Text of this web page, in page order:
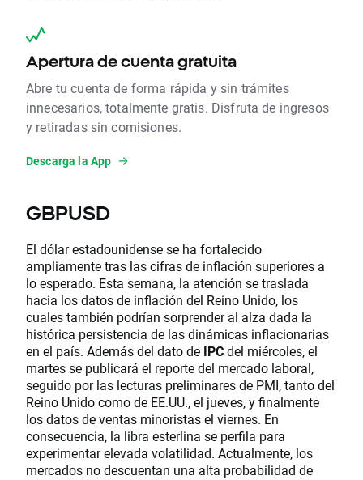
Apertura de cuenta gratuita
Abre tu cuenta de forma rápida y sin trámites
innecesarios, totalmente gratis. Disfruta de ingresos
y retiradas sin comisiones.
Descarga la App
GBPUSD
El dólar estadounidense se ha fortalecido
ampliamente tras las cifras de inflación superiores a
lo esperado. Esta semana, la atención se traslada
hacia los datos de inflación del Reino Unido, los
cuales también podrían sorprender al alza dada la
histórica persistencia de las dinámicas inflacionarias
en el país. Además del dato de IPCdel miércoles, el
martes se publicará el reporte del mercado laboral,
seguido por las lecturas preliminares de PMI, tanto del
Reino Unido como de EE.UU., el jueves, y finalmente
los datos de ventas minoristas el viernes. En
consecuencia, la libra esterlina se perfila para
experimentar elevada volatilidad. Actualmente, los
mercados no descuentan una alta probabilidad de